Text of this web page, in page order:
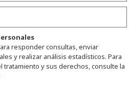
TikTok
de
responder consultas, enviar
y realizar análisis estadísticos. Para
tratamiento y sus derechos, consulte la